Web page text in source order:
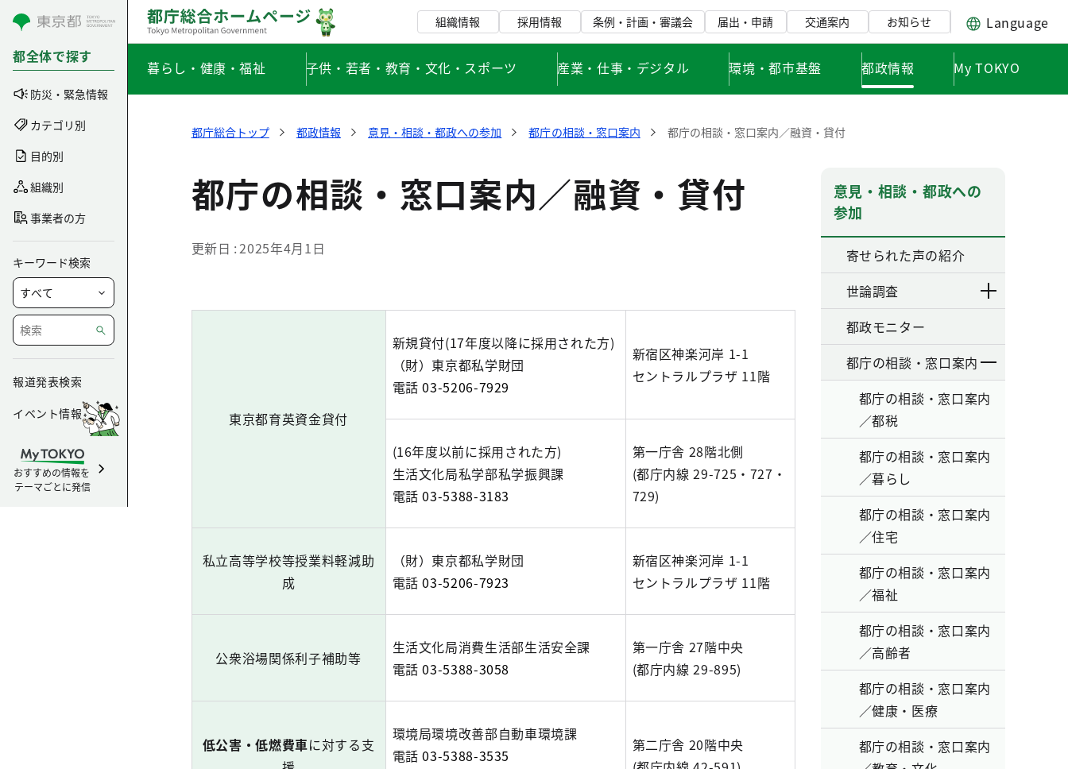
コンテンツにスキップ
都全体で探す
防災・緊急情報
カテゴリ別
目的別
組織別
事業者の方
キーワード検索
報道発表検索
イベント情報
おすすめの情報を
テーマごとに発信
組織情報 採用情報 条例・計画・審議会 届出・申請 交通案内 お知らせ Language
暮らし・健康・福祉 子供・若者・教育・文化・スポーツ 産業・仕事・デジタル 環境・都市基盤 都政情報 My TOKYO
都庁総合トップ 都政情報 意見・相談・都政への参加 都庁の相談・窓口案内 都庁の相談・窓口案内／融資・貸付
都庁の相談・窓口案内／融資・貸付
更新日 2025年4月1日
東京都育英資金貸付
新規貸付(17年度以降に採用された方)
（財）東京都私学財団
電話03-5206-7929
新宿区神楽河岸 1-1
セントラルプラザ 11階
(16年度以前に採用された方)
生活文化局私学部私学振興課
電話03-5388-3183
第一庁舎 28階北側
(都庁内線 29-725・727・
729)
私立高等学校等授業料軽減助
成
（財）東京都私学財団
電話03-5206-7923
新宿区神楽河岸 1-1
セントラルプラザ 11階
公衆浴場関係利子補助等
生活文化局消費生活部生活安全課
電話03-5388-3058
第一庁舎 27階中央
(都庁内線 29-895)
低公害・低燃費車に対する支
環境局環境改善部自動車環境課
電話03-5388-3535
第二庁舎 20階中央
意見・相談・都政への
参加
寄せられた声の紹介
世論調査
都政モニター
都庁の相談・窓口案内
都庁の相談・窓口案内
／都税
都庁の相談・窓口案内
／暮らし
都庁の相談・窓口案内
／住宅
都庁の相談・窓口案内
／福祉
都庁の相談・窓口案内
／高齢者
都庁の相談・窓口案内
／健康・医療
都庁の相談・窓口案内